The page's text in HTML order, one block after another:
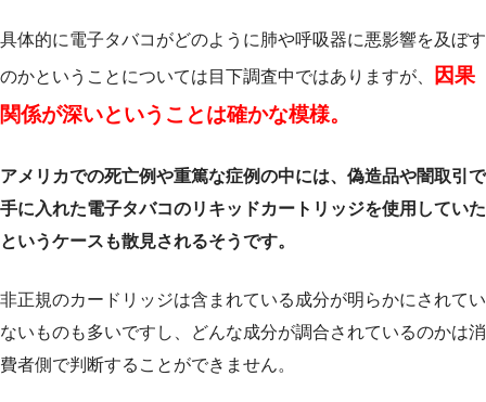
具体的に電子タバコがどのように肺や呼吸器に悪影響を及ぼす
のかということについては目下調査中ではありますが、
因果
関係が深いということは確かな模様。
アメリカでの死亡例や重篤な症例の中には、偽造品や闇取引で
手に入れた電子タバコのリキッドカートリッジを使用していた
というケースも散見されるそうです。
非正規のカードリッジは含まれている成分が明らかにされてい
ないものも多いですし、どんな成分が調合されているのかは消
費者側で判断することができません。